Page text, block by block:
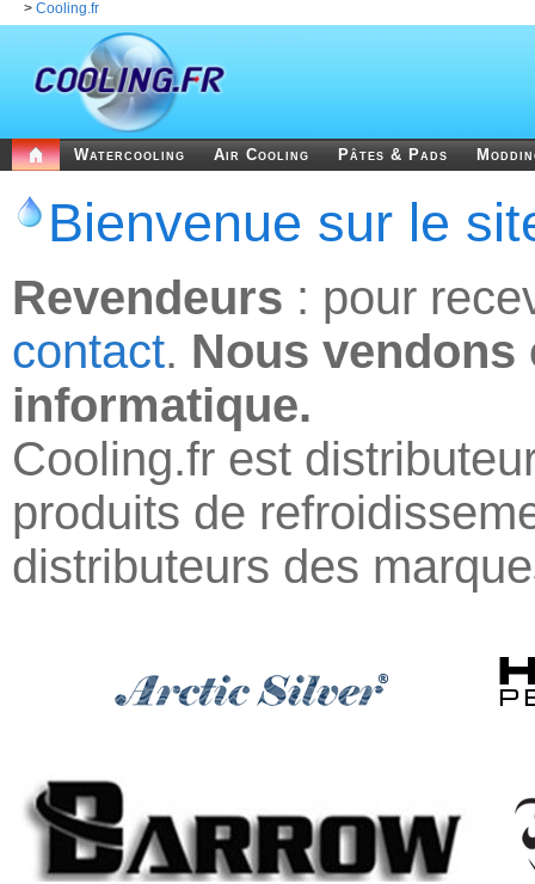
> Cooling.fr
Watercooling Air Cooling Pâtes & Pads
Bienvenue sur le
Revendeurs : pour
contact. Nous
informatique.
Cooling.fr est
produits de
distributeurs des